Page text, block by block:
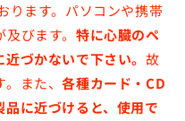
ります。パソコンや携帯
及びます。特に心臓のペ
近づかないで下さい。故
。また、各種カード・CD
に近づけると、 使用で